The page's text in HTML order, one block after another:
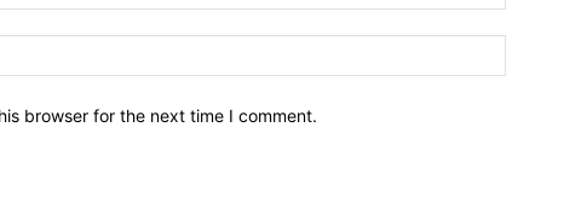
browser for the next time I comment.